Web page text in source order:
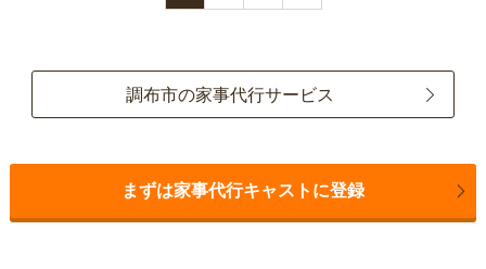
調布市の家事代行サービス
まずは家事代行キャストに登録